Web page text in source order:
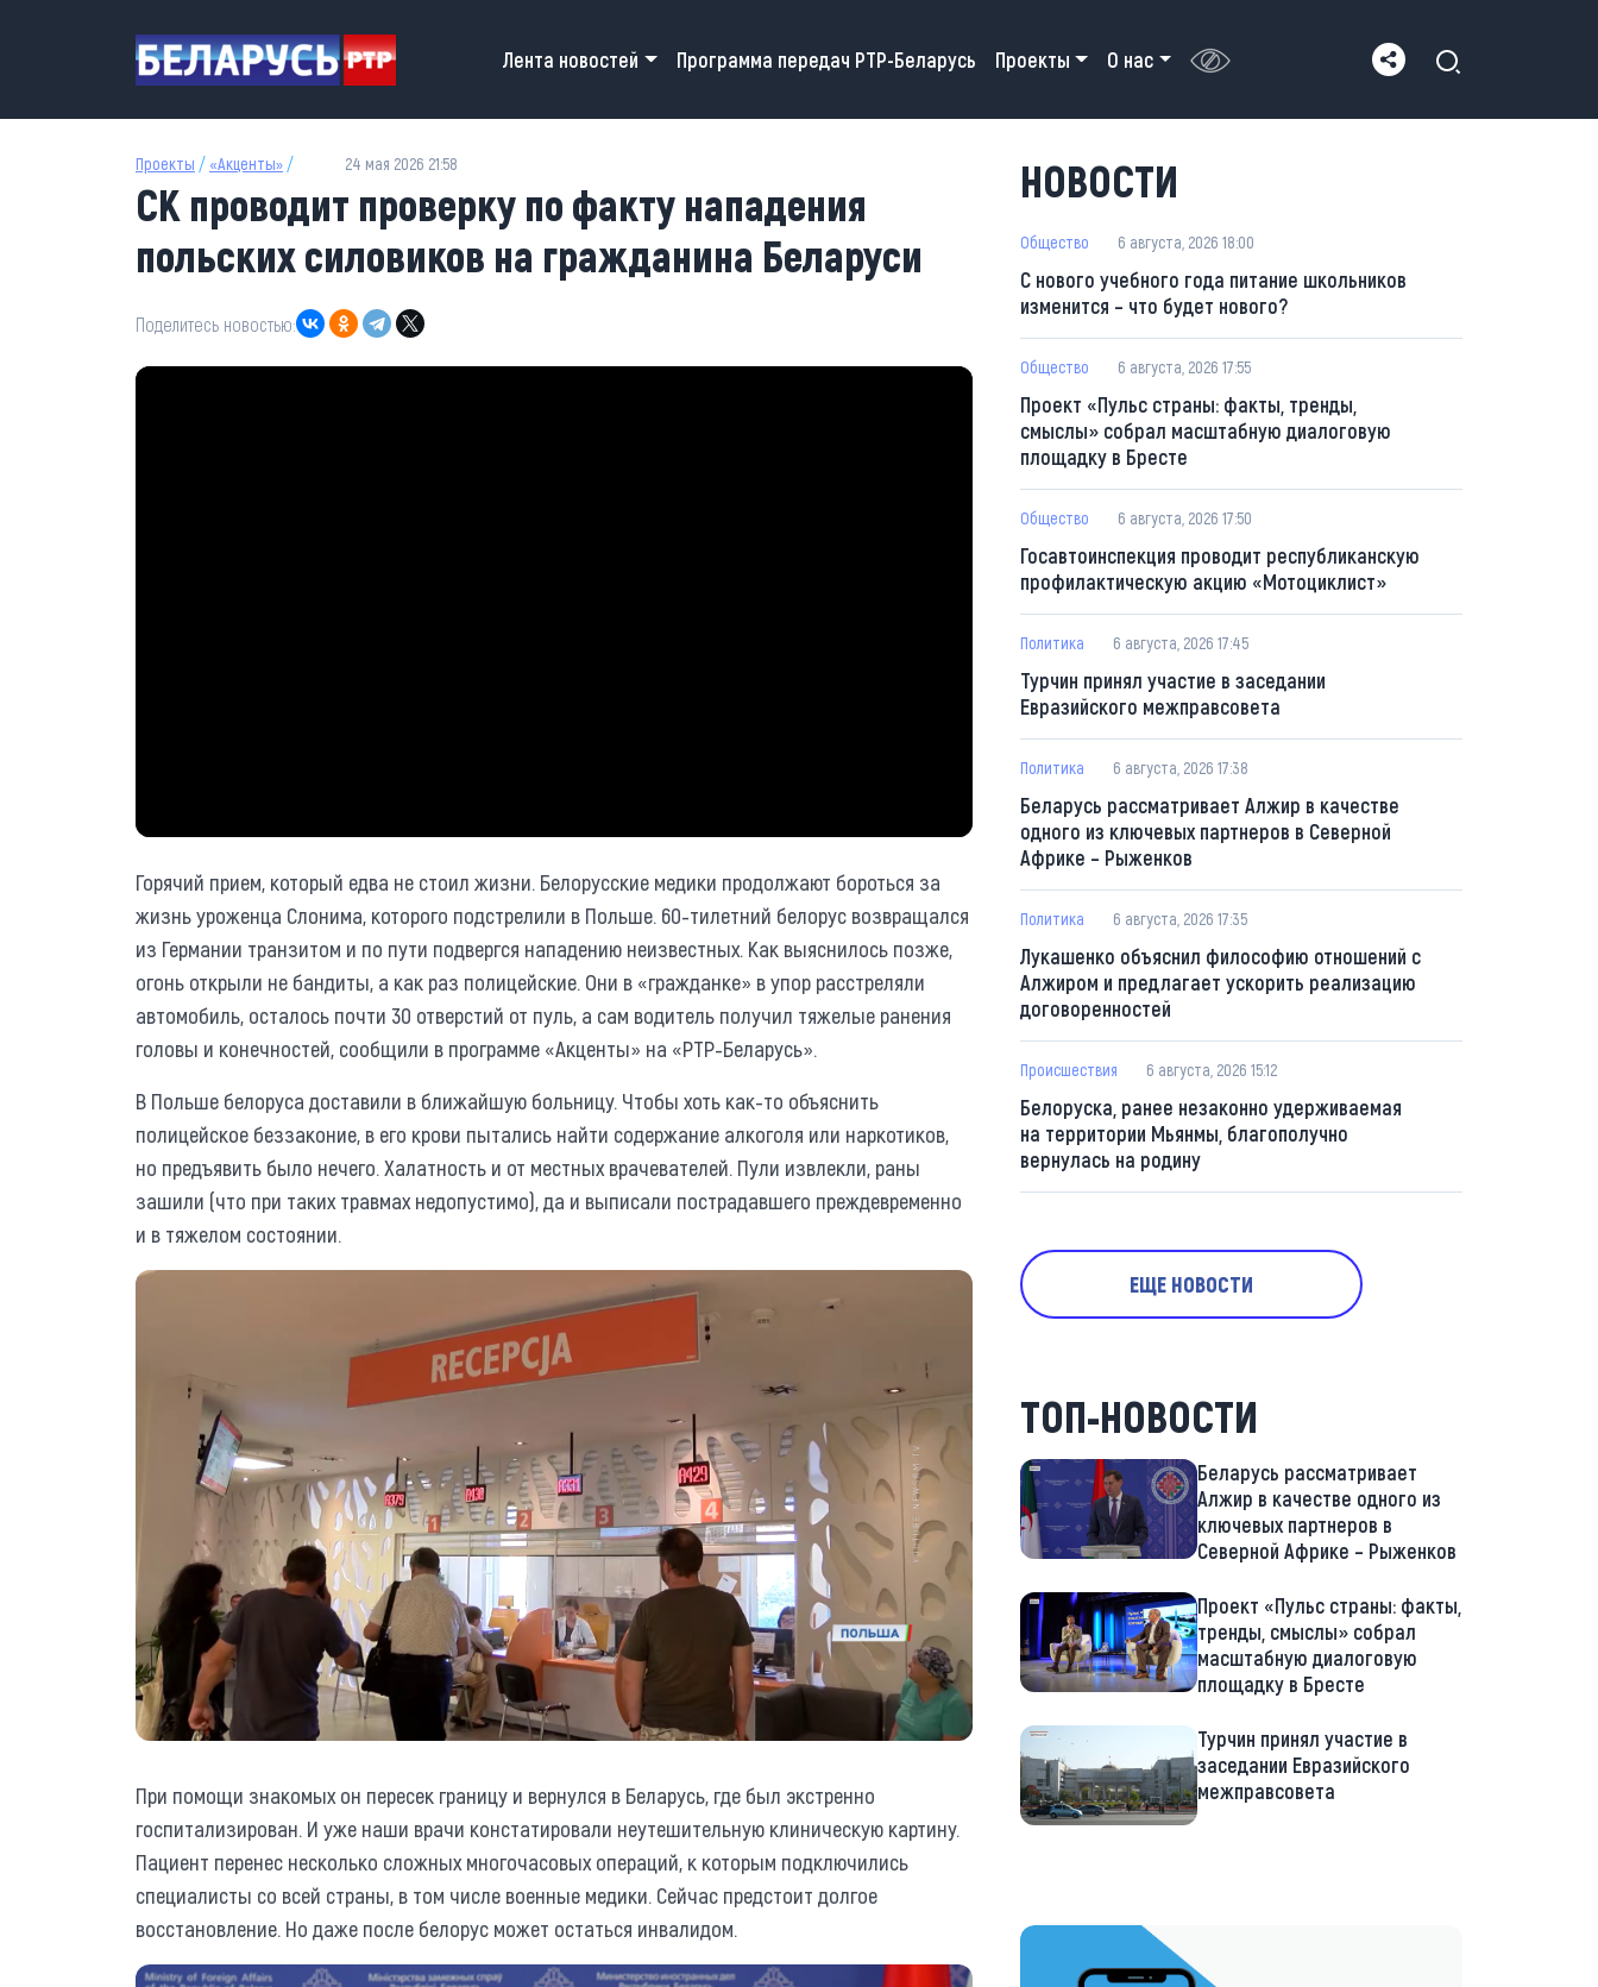
Main navigation
Лента новостей Программа передач РТР-Беларусь Проекты О нас
Проекты / «Акценты» / 24 мая 2026 21:58
СК проводит проверку по факту нападения
польских силовиков на гражданина Беларуси
Поделитесь новостью:
Горячий прием, который едва не стоил жизни. Белорусские медики продолжают бороться за
жизнь уроженца Слонима, которого подстрелили в Польше. 60-тилетний белорус возвращался
из Германии транзитом и по пути подвергся нападению неизвестных. Как выяснилось позже,
огонь открыли не бандиты, а как раз полицейские. Они в «гражданке» в упор расстреляли
автомобиль, осталось почти 30 отверстий от пуль, а сам водитель получил тяжелые ранения
головы и конечностей, сообщили в программе «Акценты» на «РТР-Беларусь».
В Польше белоруса доставили в ближайшую больницу. Чтобы хоть как-то объяснить
полицейское беззаконие, в его крови пытались найти содержание алкоголя или наркотиков,
но предъявить было нечего. Халатность и от местных врачевателей. Пули извлекли, раны
зашили (что при таких травмах недопустимо), да и выписали пострадавшего преждевременно
и в тяжелом состоянии.
При помощи знакомых он пересек границу и вернулся в Беларусь, где был экстренно
госпитализирован. И уже наши врачи констатировали неутешительную клиническую картину.
Пациент перенес несколько сложных многочасовых операций, к которым подключились
специалисты со всей страны, в том числе военные медики. Сейчас предстоит долгое
восстановление. Но даже после белорус может остаться инвалидом.
НОВОСТИ
Общество 6 августа, 2026 18:00
С нового учебного года питание школьников
изменится – что будет нового?
Общество 6 августа, 2026 17:55
Проект «Пульс страны: факты, тренды,
смыслы» собрал масштабную диалоговую
площадку в Бресте
Общество 6 августа, 2026 17:50
Госавтоинспекция проводит республиканскую
профилактическую акцию «Мотоциклист»
Политика 6 августа, 2026 17:45
Турчин принял участие в заседании
Евразийского межправсовета
Политика 6 августа, 2026 17:38
Беларусь рассматривает Алжир в качестве
одного из ключевых партнеров в Северной
Африке – Рыженков
Политика 6 августа, 2026 17:35
Лукашенко объяснил философию отношений с
Алжиром и предлагает ускорить реализацию
договоренностей
Происшествия 6 августа, 2026 15:12
Белоруска, ранее незаконно удерживаемая
на территории Мьянмы, благополучно
вернулась на родину
ЕЩЕ НОВОСТИ
ТОП-НОВОСТИ
Беларусь рассматривает
Алжир в качестве одного из
ключевых партнеров в
Северной Африке – Рыженков
Проект «Пульс страны: факты,
тренды, смыслы» собрал
масштабную диалоговую
площадку в Бресте
Турчин принял участие в
заседании Евразийского
межправсовета
https://t.me/minskctvby